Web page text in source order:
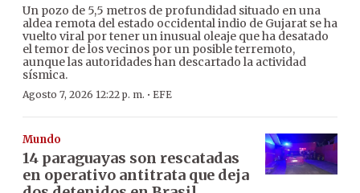
Un pozo de 5,5 metros de profundidad situado en una
aldea remota del estado occidental indio de Gujarat se ha
vuelto viral por tener un inusual oleaje que ha desatado
el temor de los vecinos por un posible terremoto,
aunque las autoridades han descartado la actividad
sísmica.
Agosto 7, 2026 12:22 p. m. · EFE
Mundo
14 paraguayas son rescatadas
en operativo antitrata que deja